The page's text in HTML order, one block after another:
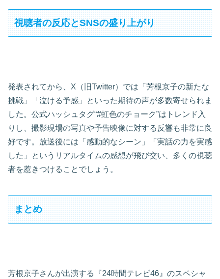
視聴者の反応とSNSの盛り上がり
発表されてから、X（旧Twitter）では「芳根京子の新たな
挑戦」「泣ける予感」といった期待の声が多数寄せられま
した。公式ハッシュタグ“#虹色のチョーク”はトレンド入
りし、撮影現場の写真や予告映像に対する反響も非常に良
好です。放送後には「感動的なシーン」「実話の力を実感
した」というリアルタイムの感想が飛び交い、多くの視聴
者を惹きつけることでしょう。
まとめ
芳根京子さんが出演する『24時間テレビ46』のスペシャ